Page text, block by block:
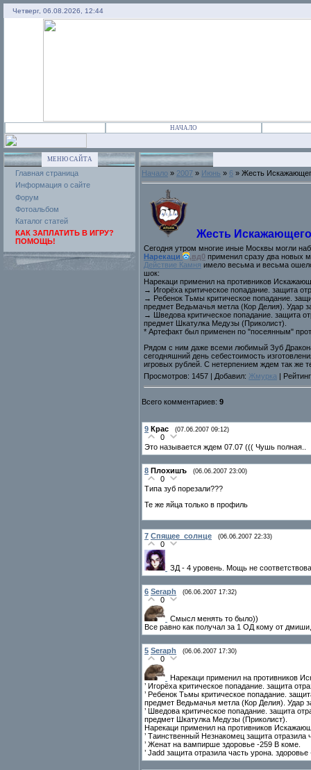
Четверг, 06.08.2026, 12:44
НАЧАЛО
МЕНЮ САЙТА
Главная страница
Информация о сайте
Форум
Фотоальбом
Каталог статей
КАК ЗАПЛАТИТЬ В ИГРУ?
ПОМОЩЬ!
Начало » 2007 » Июнь » 6 » Жесть
Жесть
Сегодня утром многие иные Москвы могли
Нарекаци
,вд0 применил сразу два новых
Действие Камня имело весьма и весьма
шок:
Нарекаци применил на противников
→ Игорёха критическое попадание. защита
→ Ребенок Тьмы критическое попадание.
предмет Ведьмачья метла (Кор Делия). Удар
→ Шведова критическое попадание. защита
предмет Шкатулка Медузы (Приколист).
* Артефакт был применен по "посеянным"
Рядом с ним даже всеми любимый Зуб
сегодняшний день себестоимость
игровых рублей. С нетерпением ждем так же
Просмотров: 1457 | Добавил: Жмурка |
Всего комментариев: 9
9 Крас (07.06.2007 09:12)
0
Это называется ждем 07.07 ((( Чушь полная..
8 Плохишъ (06.06.2007 23:00)
0
Типа зуб порезали???
Те же яйца только в профиль
7 Спящее_солнце (06.06.2007 22:33)
0
ЗД - 4 уровень. Мощь не
6 Seraph (06.06.2007 17:32)
0
Смысл менять то было))
Все равно как получал за 1 ОД кому от
5 Seraph (06.06.2007 17:30)
0
Нарекаци применил на противников
’ Игорёха критическое попадание. защита
’ Ребенок Тьмы критическое попадание.
предмет Ведьмачья метла (Кор Делия). Удар
’ Шведова критическое попадание. защита
предмет Шкатулка Медузы (Приколист).
Нарекаци применил на противников
’ Таинственный Незнакомец защита отразила
’ Женат на вампирше здоровье -259 В коме.
’ Jadd защита отразила часть урона.